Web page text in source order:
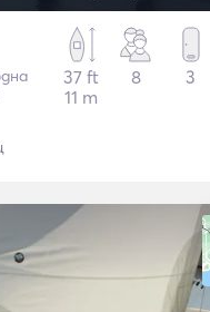
37 ft
11 m
8 3